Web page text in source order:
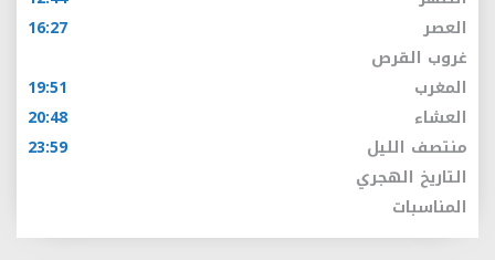
العصر
16:27
غروب القرص
المغرب
19:51
العشاء
20:48
منتصف الليل
23:59
التاريخ الهجري
المناسبات